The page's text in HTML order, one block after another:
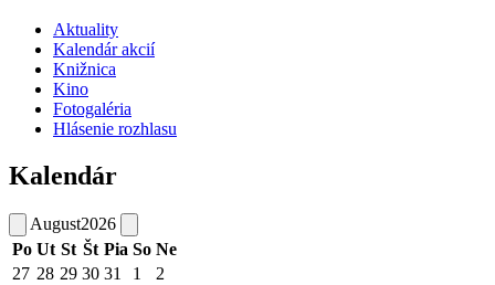
Aktuality
Kalendár akcií
Knižnica
Kino
Fotogaléria
Hlásenie rozhlasu
Kalendár
August2026
Po Ut St Št Pia So Ne
27 28 29 30 31 1
2